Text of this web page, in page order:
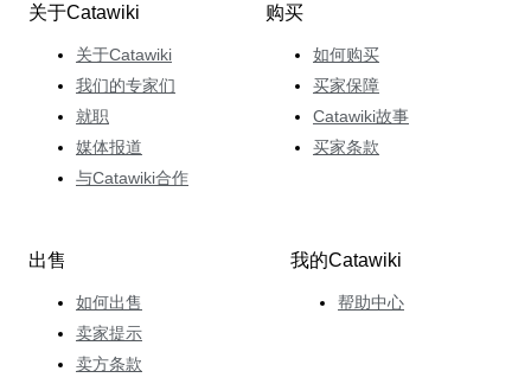
关于Catawiki
关于Catawiki
我们的专家们
就职
媒体报道
与Catawiki合作
购买
如何购买
买家保障
Catawiki故事
买家条款
出售
如何出售
卖家提示
卖方条款
我的Catawiki
帮助中心